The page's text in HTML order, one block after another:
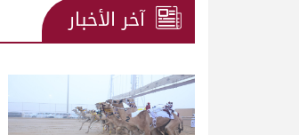
آخر الأخبار